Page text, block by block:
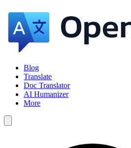
Blog
Translate
Doc Translator
AI Humanizer
More